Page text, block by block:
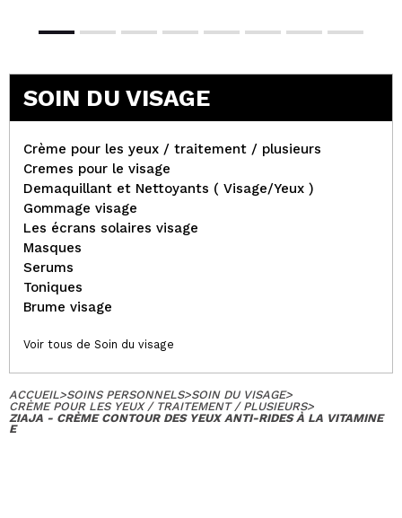
SOIN DU VISAGE
Crème pour les yeux / traitement / plusieurs
Cremes pour le visage
Demaquillant et Nettoyants ( Visage/Yeux )
Gommage visage
Les écrans solaires visage
Masques
Serums
Toniques
Brume visage
Voir tous de Soin du visage
ACCUEIL>SOINS PERSONNELS>SOIN DU VISAGE>
CRÈME POUR LES YEUX / TRAITEMENT / PLUSIEURS>
ZIAJA - CRÈME CONTOUR DES YEUX ANTI-RIDES À LA VITAMINE
E